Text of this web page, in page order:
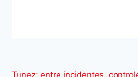
Tunez: entre incidentes,